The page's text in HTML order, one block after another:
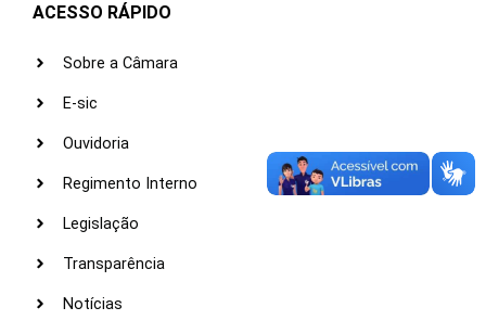
ACESSO RÁPIDO
Sobre a Câmara
E-sic
Ouvidoria
Regimento Interno
Legislação
Transparência
Notícias